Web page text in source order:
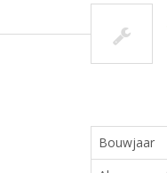
Bouwjaar